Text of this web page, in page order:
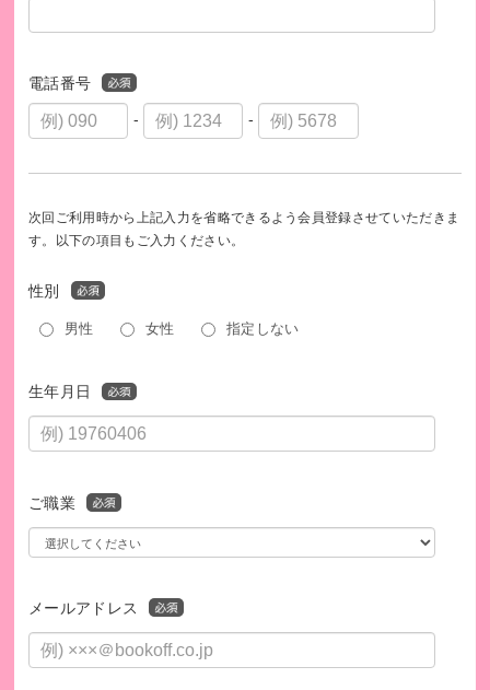
電話番号
- -
次回ご利用時から上記入力を省略できるよう会員登録させていただきま
す。以下の項目もご入力ください。
性別
男性 女性 指定しない
生年月日
ご職業
メールアドレス